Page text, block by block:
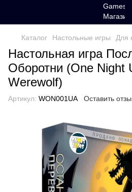
Каталог Настольные игры Для
Настольная игра
Оборотни (One Night
Werewolf)
Артикул: WON001UA Оставить